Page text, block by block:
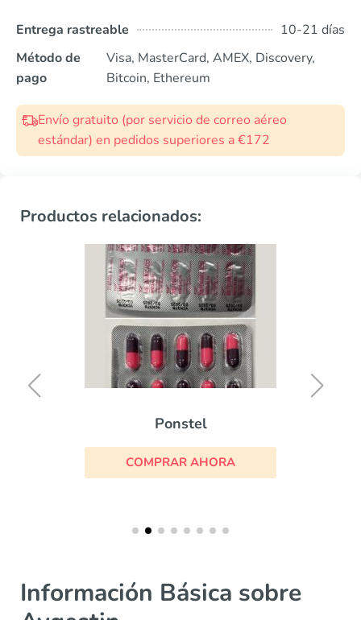
Entrega rastreable
10-21 días
Método de
pago
Visa, MasterCard, AMEX, Discovery,
Bitcoin, Ethereum
Envío gratuito (por servicio de correo aéreo
estándar) en pedidos superiores a €172
Productos relacionados:
Ponstel
COMPRAR AHORA
Información Básica sobre